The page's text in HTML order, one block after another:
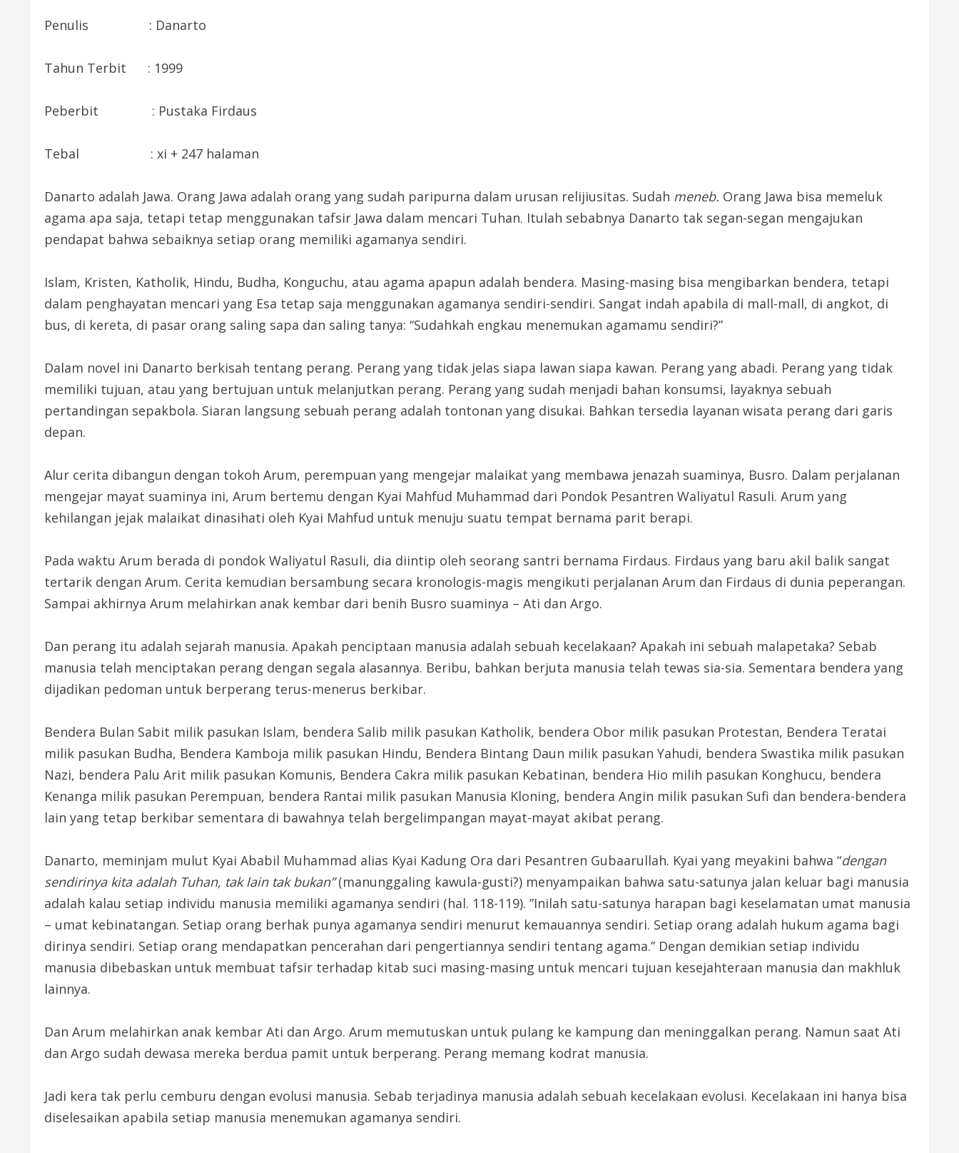
Penulis : Danarto
Tahun Terbit : 1999
Peberbit : Pustaka Firdaus
Tebal : xi + 247 halaman
Danarto adalah Jawa. Orang Jawa adalah orang yang sudah paripurna dalam urusan relijiusitas. Sudah meneb. Orang Jawa bisa memeluk
agama apa saja, tetapi tetap menggunakan tafsir Jawa dalam mencari Tuhan. Itulah sebabnya Danarto tak segan-segan mengajukan
pendapat bahwa sebaiknya setiap orang memiliki agamanya sendiri.
Islam, Kristen, Katholik, Hindu, Budha, Konguchu, atau agama apapun adalah bendera. Masing-masing bisa mengibarkan bendera, tetapi
dalam penghayatan mencari yang Esa tetap saja menggunakan agamanya sendiri-sendiri. Sangat indah apabila di mall-mall, di angkot, di
bus, di kereta, di pasar orang saling sapa dan saling tanya: “Sudahkah engkau menemukan agamamu sendiri?”
Dalam novel ini Danarto berkisah tentang perang. Perang yang tidak jelas siapa lawan siapa kawan. Perang yang abadi. Perang yang tidak
memiliki tujuan, atau yang bertujuan untuk melanjutkan perang. Perang yang sudah menjadi bahan konsumsi, layaknya sebuah
pertandingan sepakbola. Siaran langsung sebuah perang adalah tontonan yang disukai. Bahkan tersedia layanan wisata perang dari garis
depan.
Alur cerita dibangun dengan tokoh Arum, perempuan yang mengejar malaikat yang membawa jenazah suaminya, Busro. Dalam perjalanan
mengejar mayat suaminya ini, Arum bertemu dengan Kyai Mahfud Muhammad dari Pondok Pesantren Waliyatul Rasuli. Arum yang
kehilangan jejak malaikat dinasihati oleh Kyai Mahfud untuk menuju suatu tempat bernama parit berapi.
Pada waktu Arum berada di pondok Waliyatul Rasuli, dia diintip oleh seorang santri bernama Firdaus. Firdaus yang baru akil balik sangat
tertarik dengan Arum. Cerita kemudian bersambung secara kronologis-magis mengikuti perjalanan Arum dan Firdaus di dunia peperangan.
Sampai akhirnya Arum melahirkan anak kembar dari benih Busro suaminya – Ati dan Argo.
Dan perang itu adalah sejarah manusia. Apakah penciptaan manusia adalah sebuah kecelakaan? Apakah ini sebuah malapetaka? Sebab
manusia telah menciptakan perang dengan segala alasannya. Beribu, bahkan berjuta manusia telah tewas sia-sia. Sementara bendera yang
dijadikan pedoman untuk berperang terus-menerus berkibar.
Bendera Bulan Sabit milik pasukan Islam, bendera Salib milik pasukan Katholik, bendera Obor milik pasukan Protestan, Bendera Teratai
milik pasukan Budha, Bendera Kamboja milik pasukan Hindu, Bendera Bintang Daun milik pasukan Yahudi, bendera Swastika milik pasukan
Nazi, bendera Palu Arit milik pasukan Komunis, Bendera Cakra milik pasukan Kebatinan, bendera Hio milih pasukan Konghucu, bendera
Kenanga milik pasukan Perempuan, bendera Rantai milik pasukan Manusia Kloning, bendera Angin milik pasukan Sufi dan bendera-bendera
lain yang tetap berkibar sementara di bawahnya telah bergelimpangan mayat-mayat akibat perang.
Danarto, meminjam mulut Kyai Ababil Muhammad alias Kyai Kadung Ora dari Pesantren Gubaarullah. Kyai yang meyakini bahwa “dengan
sendirinya kita adalah Tuhan, tak lain tak bukan”(manunggaling kawula-gusti?) menyampaikan bahwa satu-satunya jalan keluar bagi manusia
adalah kalau setiap individu manusia memiliki agamanya sendiri (hal. 118-119). ”Inilah satu-satunya harapan bagi keselamatan umat manusia
– umat kebinatangan. Setiap orang berhak punya agamanya sendiri menurut kemauannya sendiri. Setiap orang adalah hukum agama bagi
dirinya sendiri. Setiap orang mendapatkan pencerahan dari pengertiannya sendiri tentang agama.” Dengan demikian setiap individu
manusia dibebaskan untuk membuat tafsir terhadap kitab suci masing-masing untuk mencari tujuan kesejahteraan manusia dan makhluk
lainnya.
Dan Arum melahirkan anak kembar Ati dan Argo. Arum memutuskan untuk pulang ke kampung dan meninggalkan perang. Namun saat Ati
dan Argo sudah dewasa mereka berdua pamit untuk berperang. Perang memang kodrat manusia.
Jadi kera tak perlu cemburu dengan evolusi manusia. Sebab terjadinya manusia adalah sebuah kecelakaan evolusi. Kecelakaan ini hanya bisa
diselesaikan apabila setiap manusia menemukan agamanya sendiri.